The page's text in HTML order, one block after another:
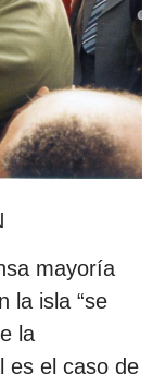
mayoría
la isla “se
la
es el caso de